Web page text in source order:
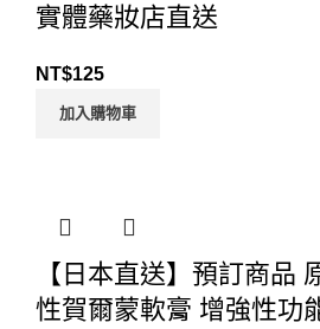
實體藥妝店直送
NT$125
加入購物車
【日本直送】預訂商品
性賀爾蒙軟膏 增強性功